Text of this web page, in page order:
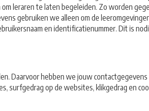
leraren te laten begeleiden. Zo worden
gebruiken we alleen om de
en identificatienummer. Dit is
Daarvoor hebben we jouw
surfgedrag op de websites, klikgedrag en